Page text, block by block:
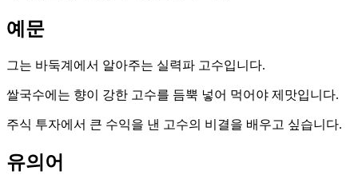
예문
그는 바둑계에서 알아주는 실력파 고수입니다.
쌀국수에는 향이 강한 고수를 듬뿍 넣어 먹어야 제맛입니다.
주식 투자에서 큰 수익을 낸 고수의 비결을 배우고 싶습니다.
유의어